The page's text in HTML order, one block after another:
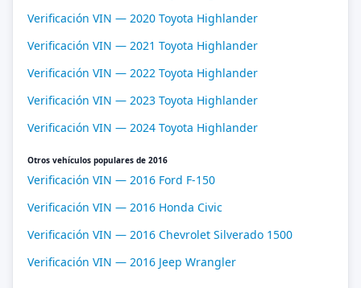
Verificación VIN — 2020 Toyota Highlander
Verificación VIN — 2021 Toyota Highlander
Verificación VIN — 2022 Toyota Highlander
Verificación VIN — 2023 Toyota Highlander
Verificación VIN — 2024 Toyota Highlander
Otros vehículos populares de 2016
Verificación VIN — 2016 Ford F-150
Verificación VIN — 2016 Honda Civic
Verificación VIN — 2016 Chevrolet Silverado 1500
Verificación VIN — 2016 Jeep Wrangler